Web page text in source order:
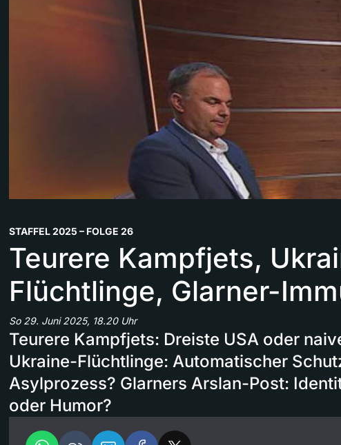
STAFFEL 2025 – FOLGE 26
Teurere Kampfjets,
Flüchtlinge, Glarner-
So 29. Juni 2025, 18.20 Uhr
Teurere Kampfjets: Dreiste USA oder
Ukraine-Flüchtlinge: Automatischer
Asylprozess? Glarners Arslan-Post:
oder Humor?